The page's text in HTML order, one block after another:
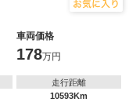
車両価格
178万円
走行距離
10593Km